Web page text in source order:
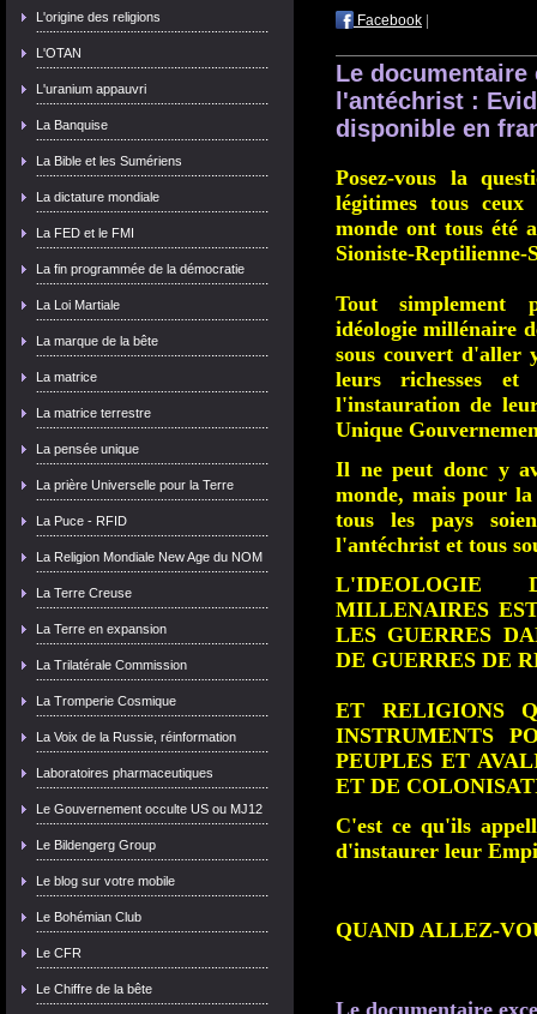
L'origine des religions
L'OTAN
L'uranium appauvri
La Banquise
La Bible et les Sumériens
La dictature mondiale
La FED et le FMI
La fin programmée de la démocratie
La Loi Martiale
La marque de la bête
La matrice
La matrice terrestre
La pensée unique
La prière Universelle pour la Terre
La Puce - RFID
La Religion Mondiale New Age du NOM
La Terre Creuse
La Terre en expansion
La Trilatérale Commission
La Tromperie Cosmique
La Voix de la Russie, réinformation
Laboratoires pharmaceutiques
Le Gouvernement occulte US ou MJ12
Le Bildengerg Group
Le blog sur votre mobile
Le Bohémian Club
Le CFR
Le Chiffre de la bête
Facebook
Le documentaire
l'antéchrist :
disponible en
Posez-vous la
légitimes tous
monde ont tous été
Sioniste-Reptilienne-
Tout
idéologie millénaire
sous couvert d'aller
leurs richesses
l'instauration de
Unique
Il ne peut donc y
monde, mais pour
tous les pays
l'antéchrist et tous
L'IDEOLOGIE
MILLENAIRES
LES GUERRES
DE GUERRES DE
ET RELIGIONS
INSTRUMENTS
PEUPLES ET
ET DE
C'est ce qu'ils
d'instaurer leur
QUAND ALLEZ-